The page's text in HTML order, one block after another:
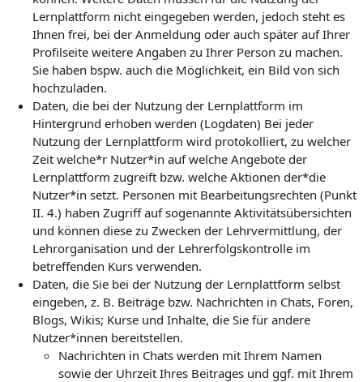
Lernplattform nicht eingegeben werden, jedoch steht es
Ihnen frei, bei der Anmeldung oder auch später auf Ihrer
Profilseite weitere Angaben zu Ihrer Person zu machen.
Sie haben bspw. auch die Möglichkeit, ein Bild von sich
hochzuladen.
Daten, die bei der Nutzung der Lernplattform im
Hintergrund erhoben werden (Logdaten) Bei jeder
Nutzung der Lernplattform wird protokolliert, zu welcher
Zeit welche*r Nutzer*in auf welche Angebote der
Lernplattform zugreift bzw. welche Aktionen der*die
Nutzer*in setzt. Personen mit Bearbeitungsrechten (Punkt
II. 4.) haben Zugriff auf sogenannte Aktivitätsübersichten
und können diese zu Zwecken der Lehrvermittlung, der
Lehrorganisation und der Lehrerfolgskontrolle im
betreffenden Kurs verwenden.
Daten, die Sie bei der Nutzung der Lernplattform selbst
eingeben, z. B. Beiträge bzw. Nachrichten in Chats, Foren,
Blogs, Wikis; Kurse und Inhalte, die Sie für andere
Nutzer*innen bereitstellen.
Nachrichten in Chats werden mit Ihrem Namen
sowie der Uhrzeit Ihres Beitrages und ggf. mit Ihrem